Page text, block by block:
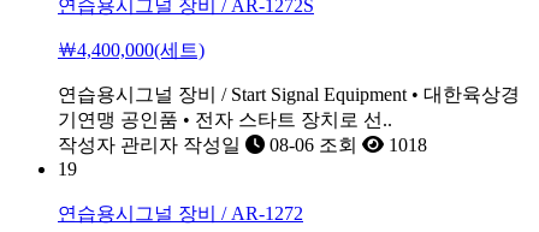
연습용시그널 장비 / AR-1272S
￦4,400,000(세트)
연습용시그널 장비 / Start Signal Equipment • 대한육상경
기연맹 공인품 • 전자 스타트 장치로 선..
작성자 관리자 작성일 08-06 조회
1018
19
연습용시그널 장비 / AR-1272